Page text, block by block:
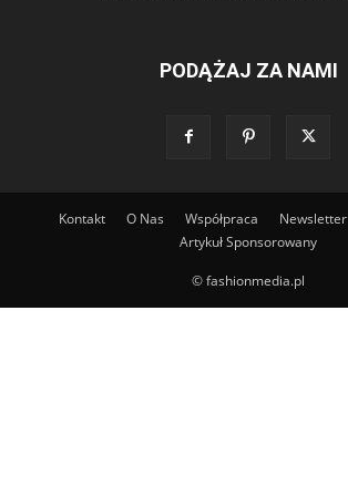
PODĄŻAJ ZA NAMI
Kontakt O Nas Współpraca Newsletter
Artykuł Sponsorowany
© fashionmedia.pl